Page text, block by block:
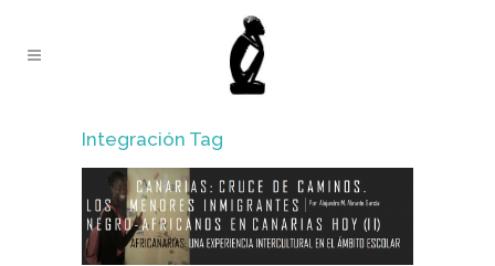
Integración Tag